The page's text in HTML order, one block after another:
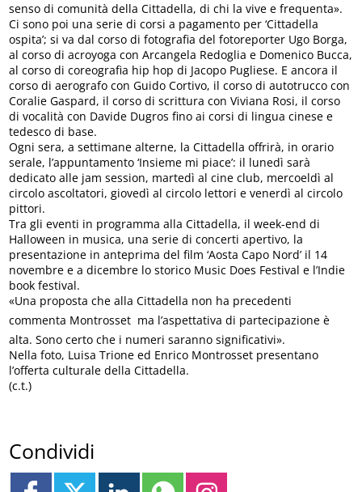
senso di comunità della Cittadella, di chi la vive e frequenta».
Ci sono poi una serie di corsi a pagamento per ‘Cittadella
ospita’; si va dal corso di fotografia del fotoreporter Ugo Borga,
al corso di acroyoga con Arcangela Redoglia e Domenico Bucca,
al corso di coreografia hip hop di Jacopo Pugliese. E ancora il
corso di aerografo con Guido Cortivo, il corso di autotrucco con
Coralie Gaspard, il corso di scrittura con Viviana Rosi, il corso
di vocalità con Davide Dugros fino ai corsi di lingua cinese e
tedesco di base.
Ogni sera, a settimane alterne, la Cittadella offrirà, in orario
serale, l’appuntamento ‘Insieme mi piace’: il lunedì sarà
dedicato alle jam session, martedì al cine club, mercoeldì al
circolo ascoltatori, giovedì al circolo lettori e venerdì al circolo
pittori.
Tra gli eventi in programma alla Cittadella, il week-end di
Halloween in musica, una serie di concerti apertivo, la
presentazione in anteprima del film ‘Aosta Capo Nord’ il 14
novembre e a dicembre lo storico Music Does Festival e l’Indie
book festival.
«Una proposta che alla Cittadella non ha precedenti 
commenta Montrosset  ma l’aspettativa di partecipazione è
alta. Sono certo che i numeri saranno significativi».
Nella foto, Luisa Trione ed Enrico Montrosset presentano
l’offerta culturale della Cittadella.
(c.t.)
Condividi